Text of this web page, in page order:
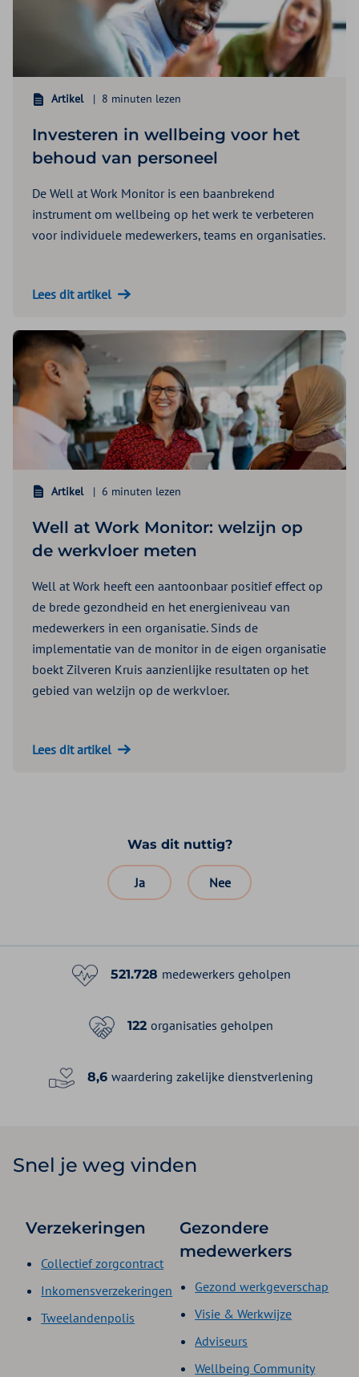
Artikel 8 minuten lezen
Investeren in wellbeing voor het
behoud van personeel
De Well at Work Monitor is een baanbrekend
instrument om wellbeing op het werk te verbeteren
voor individuele medewerkers, teams en organisaties.
Lees dit artikel
Artikel 6 minuten lezen
Well at Work Monitor: welzijn op
de werkvloer meten
Well at Work heeft een aantoonbaar positief effect op
de brede gezondheid en het energieniveau van
medewerkers in een organisatie. Sinds de
implementatie van de monitor in de eigen organisatie
boekt Zilveren Kruis aanzienlijke resultaten op het
gebied van welzijn op de werkvloer.
Lees dit artikel
Was dit nuttig?
Ja Nee
521.728 medewerkers geholpen
122 organisaties geholpen
8,6 waardering zakelijke dienstverlening
Snel je weg vinden
Verzekeringen
Collectief zorgcontract
Inkomensverzekeringen
Tweelandenpolis
Gezondere
medewerkers
Gezond werkgeverschap
Visie & Werkwijze
Adviseurs
Wellbeing Community